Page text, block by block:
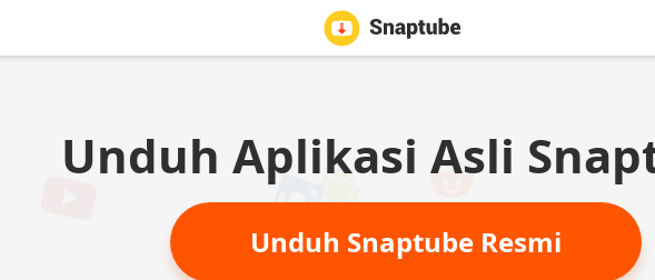
Unduh Aplikasi Asli
Unduh Snaptube Resmi